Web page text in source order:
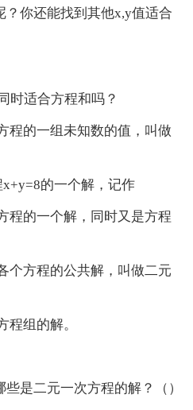
？你还能找到其他x,y值适合
时适合方程和吗？
程的一组未知数的值，叫做
的一个解，记作
程的一个解，同时又是方程
个方程的公共解，叫做二元
程组的解。
是二元一次方程的解？（）